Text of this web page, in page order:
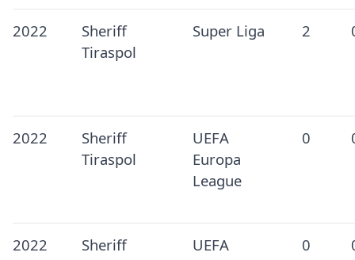
2022
Sheriff
Tiraspol
Super Liga 2
2022
Sheriff
Tiraspol
UEFA
Europa
League
0
2022
Sheriff
UEFA
0